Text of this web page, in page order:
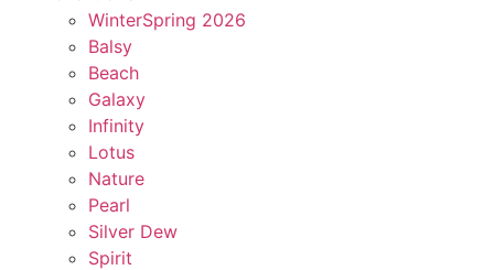
WinterSpring 2026
Balsy
Beach
Galaxy
Infinity
Lotus
Nature
Pearl
Silver Dew
Spirit